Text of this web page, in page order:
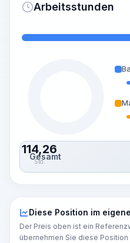
Arbeitsstunden
114,26
Std.
Gesamt
Diese Position im
Der Preis oben ist ein
übernehmen Sie diese